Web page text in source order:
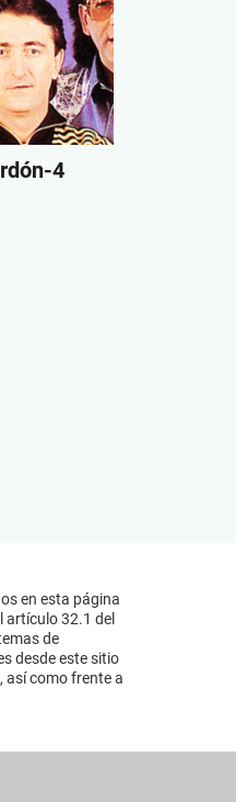
4
en esta página
artículo 32.1 del
de
desde este sitio
así como frente a